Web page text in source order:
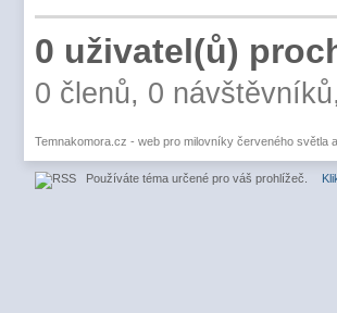
0 uživatel(ů)
0 členů, 0
Temnakomora.cz - web pro milovníky červeného světla
Používáte téma určené pro váš prohlížeč.